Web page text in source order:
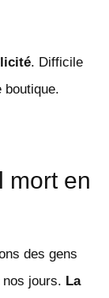
. Difficile
boutique.
mort en
des gens
jours. La